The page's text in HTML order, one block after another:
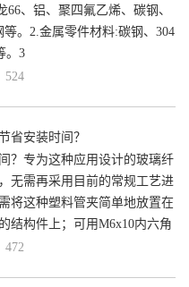
、铝、聚四氟乙烯、碳钢、
。2.金属零件材料:碳钢、304
。3
524
省安装时间？
？专为这种应用设计的玻璃纤
无需再采用目前的常规工艺进
将这种塑料管夹简单地放置在
结构件上；可用M6x10内六角
472